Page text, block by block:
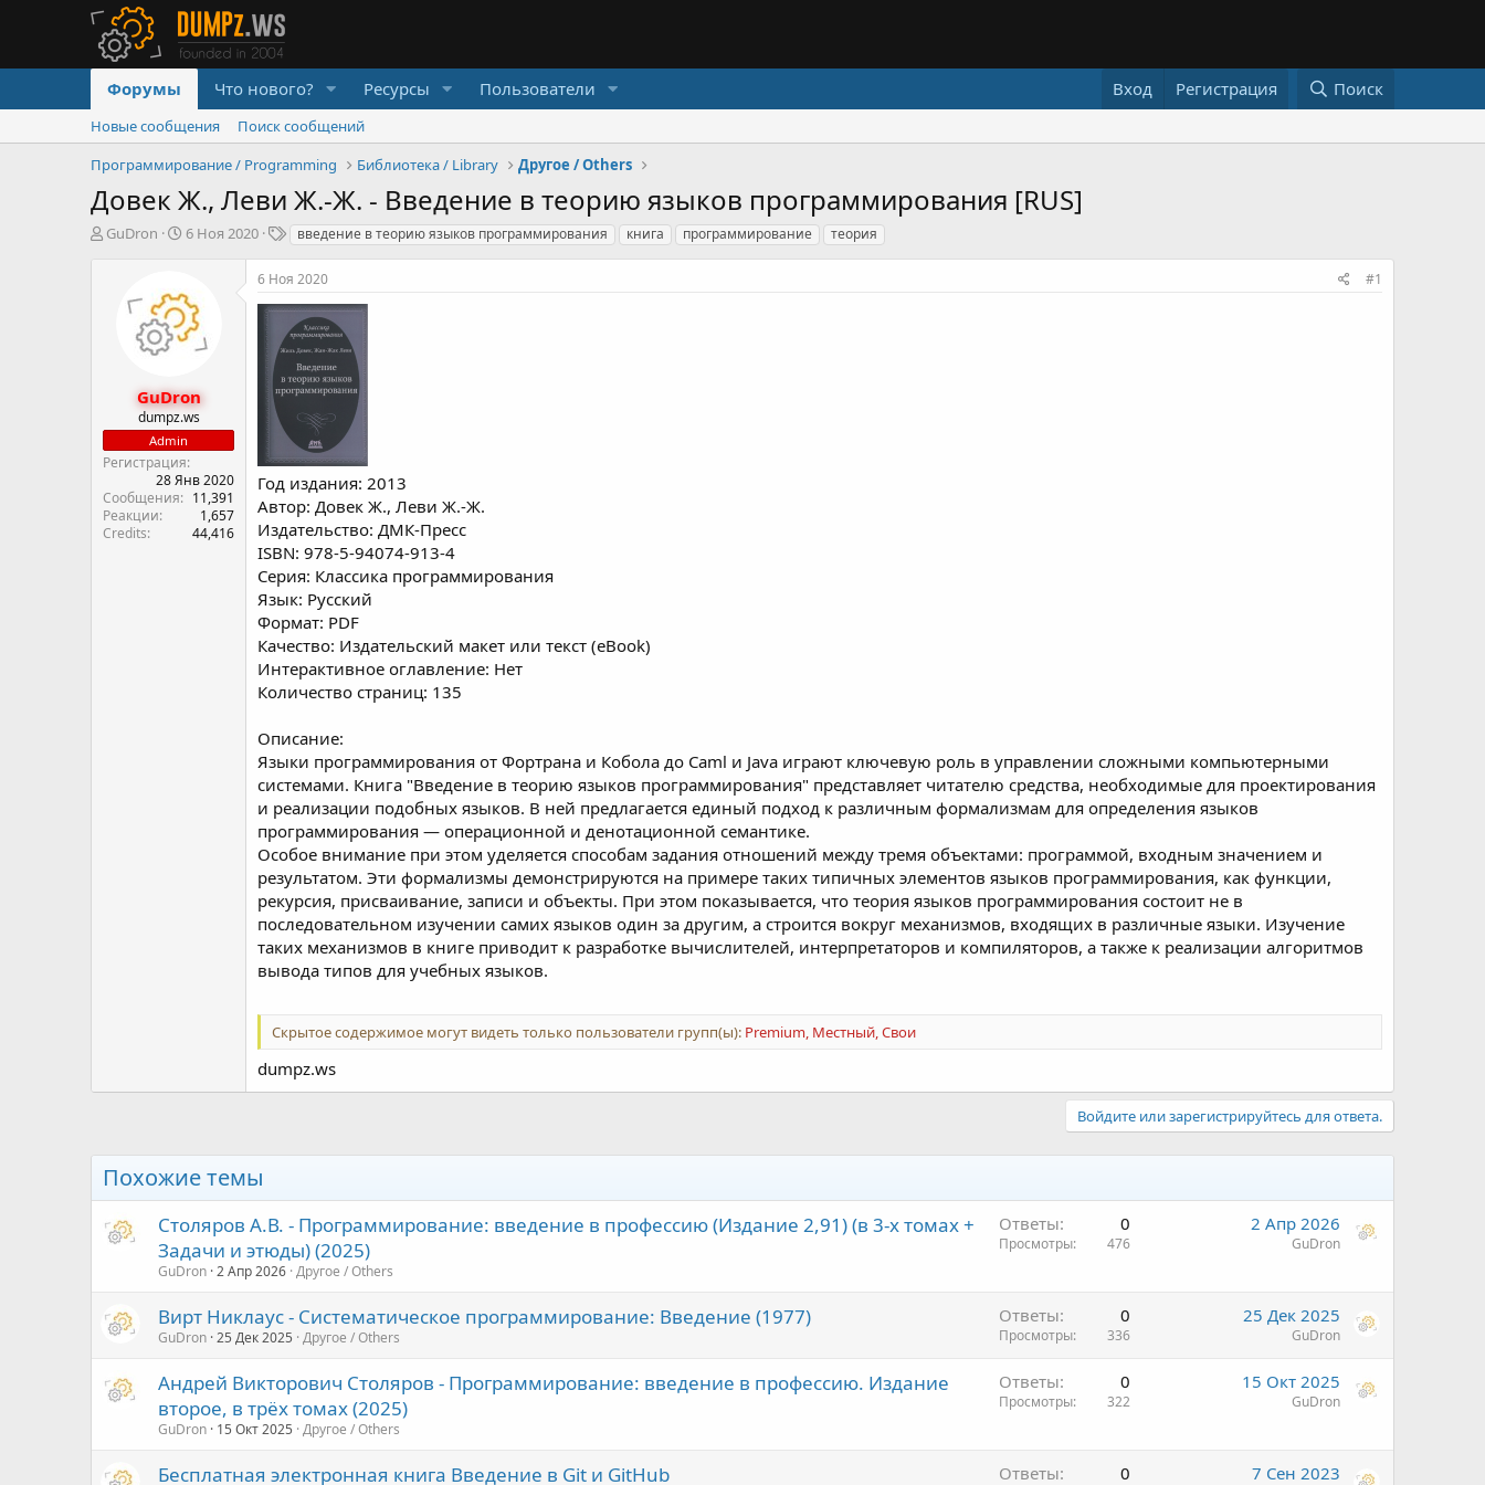
Форумы Что нового? Ресурсы Пользователи Вход Регистрация Поиск
Новые сообщения
Поиск сообщений
Программирование / Programming
Библиотека / Library Другое / Others
Довек Ж., Леви Ж.-Ж. - Введение в теорию языков программирования [RUS]
А
GuDron
Д
а
н
а
л
а
6 Ноя 2020
Т
г
введение в теорию языков программирования книга программирование теория
GuDron
dumpz.ws
Admin
Регистрация
28 Янв 2020
Сообщения
11,391
Реакции
1,657
Credits
44,416
6 Ноя 2020 #1
Год издания: 2013
Автор: Довек Ж., Леви Ж.-Ж.
Издательство: ДМК-Пресс
ISBN: 978-5-94074-913-4
Серия: Классика программирования
Язык: Русский
Формат: PDF
Качество: Издательский макет или текст (eBook)
Интерактивное оглавление: Нет
Количество страниц: 135
Описание:
Языки программирования от Фортрана и Кобола до Caml и Java играют ключевую роль в управлении сложными компьютерными
системами. Книга "Введение в теорию языков программирования" представляет читателю средства, необходимые для проектирования
и реализации подобных языков. В ней предлагается единый подход к различным формализмам для определения языков
программирования — операционной и денотационной семантике.
Особое внимание при этом уделяется способам задания отношений между тремя объектами: программой, входным значением и
результатом. Эти формализмы демонстрируются на примере таких типичных элементов языков программирования, как функции,
рекурсия, присваивание, записи и объекты. При этом показывается, что теория языков программирования состоит не в
последовательном изучении самих языков один за другим, а строится вокруг механизмов, входящих в различные языки. Изучение
таких механизмов в книге приводит к разработке вычислителей, интерпретаторов и компиляторов, а также к реализации алгоритмов
вывода типов для учебных языков.
Скрытое содержимое могут видеть только пользователи групп(ы): Premium, Местный, Свои
dumpz.ws
Войдите или зарегистрируйтесь для ответа.
Похожие темы
Столяров А.В. - Программирование: введение в профессию (Издание 2,91) (в 3-х томах +
Задачи и этюды) (2025)
GuDron 2 Апр 2026 Другое / Others
Ответы 0
Просмотры 476
2 Апр 2026
GuDron
Вирт Никлаус - Систематическое программирование: Введение (1977)
GuDron 25 Дек 2025 Другое / Others
Ответы 0
Просмотры 336
25 Дек 2025
GuDron
Андрей Викторович Столяров - Программирование: введение в профессию. Издание
второе, в трёх томах (2025)
GuDron 15 Окт 2025 Другое / Others
Ответы 0
Просмотры 322
15 Окт 2025
GuDron
Бесплатная электронная книга Введение в Git и GitHub Ответы 0 7 Сен 2023